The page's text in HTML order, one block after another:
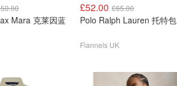
Mara 克莱因蓝
£52.00 £65.00
Polo Ralph Lauren 托特包
Flannels UK